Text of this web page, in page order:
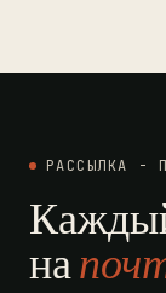
РАССЫЛКА -
на